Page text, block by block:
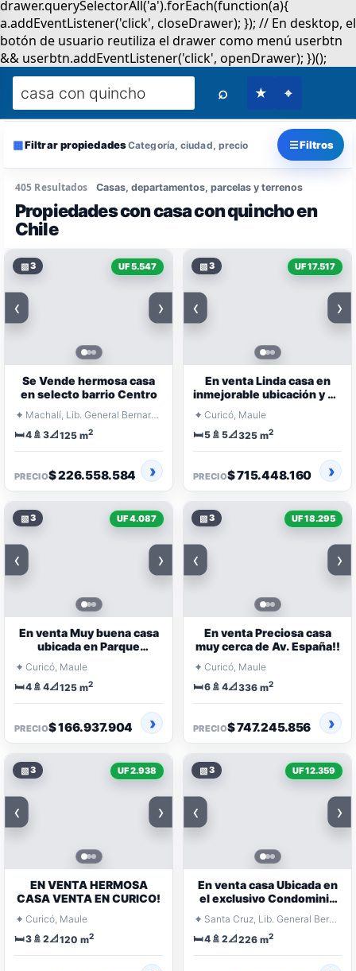
⌕ ★ ⌖
▦Filtrar propiedadesCategoría, ciudad, precio ☰Filtros
405 Resultados
Propiedades con casa con quincho en
Chile
Casas, departamentos, parcelas y terrenos
▧3 UF 5.547
‹ ›
Se Vende hermosa casa
en selecto barrio Centro
⌖
Machalí, Lib. General Bernardo O'Higgins
🛏️4 🚿 3📐125 m2
PRECIO$ 226.558.584
▧3 UF 17.517
‹ ›
En venta Linda casa en
inmejorable ubicación y en
⌖ Curicó, Maule
🛏️5 🚿 5📐325 m2
PRECIO$ 715.448.160
▧3 UF 4.087
‹ ›
En venta Muy buena casa
ubicada en Parque
⌖ Curicó, Maule
🛏️4 🚿 4📐125 m2
PRECIO$ 166.937.904
▧3 UF 18.295
‹ ›
En venta Preciosa casa
muy cerca de Av. España!!
⌖ Curicó, Maule
🛏️6 🚿 4📐336 m2
PRECIO$ 747.245.856
▧3 UF 2.938
‹ ›
EN VENTA HERMOSA
CASA VENTA EN CURICO!
⌖ Curicó, Maule
🛏️3 🚿 2📐120 m2
▧3 UF 12.359
‹ ›
En venta casa Ubicada en
el exclusivo Condominio
⌖ Santa Cruz, Lib. General Bernardo O'Higgins
🛏️4 🚿 2📐226 m2